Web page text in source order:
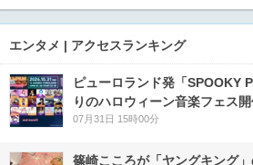
エンタメ | アクセスランキング
ピューロランド発「SPOOKY
りのハロウィーン音楽フェス開
07月31日 15時00分
篠崎こころが「ヤングキング